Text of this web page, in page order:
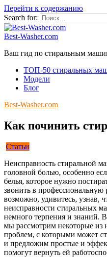
Перейти к содержанию
Search for:
Best-Washer.com
Ваш гид по стиральным
ТОП-50 стиральных
Модели
Блог
Best-Washer.com
Как починить
Статьи
Неисправность стиральной
головной болью, особенно
белья, которое нужно
звонить в
возможно, удивитесь, узнав,
неисправности стиральных
немного терпения и знаний.
мы рассмотрим некоторые из
проблем, с которыми может
и предложим простые и
помогут вернуть ей